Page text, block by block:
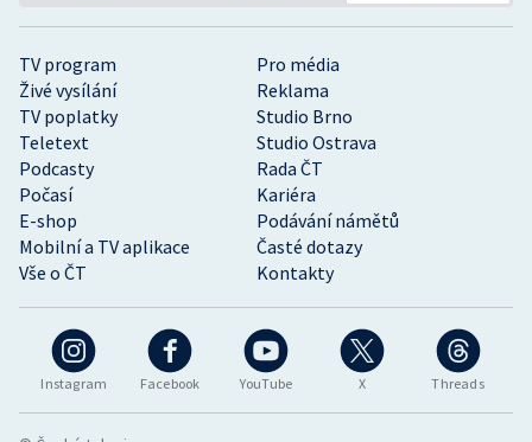
Instagram Facebook YouTube X Threads
TV program
Pro média
Živé vysílání
Reklama
TV poplatky
Studio Brno
Teletext
Studio Ostrava
Podcasty
Rada ČT
Počasí
Kariéra
E-shop
Podávání námětů
Mobilní a TV aplikace
Časté dotazy
Vše o ČT
Kontakty